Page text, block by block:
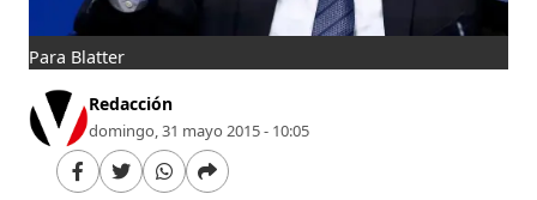
Para Blatter
Redacción
domingo, 31 mayo 2015 - 10:05